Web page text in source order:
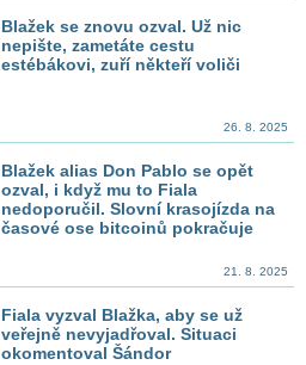
Blažek se znovu ozval. Už nic
nepište, zametáte cestu
estébákovi, zuří někteří voliči
26. 8. 2025
Blažek alias Don Pablo se opět
ozval, i když mu to Fiala
nedoporučil. Slovní krasojízda na
časové ose bitcoinů pokračuje
21. 8. 2025
Fiala vyzval Blažka, aby se už
veřejně nevyjadřoval. Situaci
okomentoval Šándor